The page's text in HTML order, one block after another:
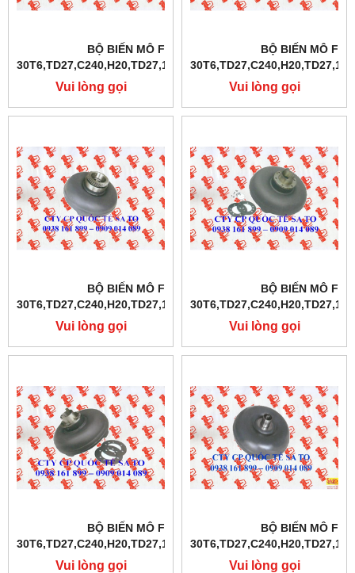
BỘ BIẾN MÔ FD10-
30T6,TD27,C240,H20,TD27,1DZ,4Y,4D94E,S4S
Vui lòng gọi
BỘ BIẾN MÔ
Vui lòng gọi
BỘ BIẾN MÔ FD10-
30T6,TD27,C240,H20,TD27,1DZ,4Y,4D94E,S4S
Vui lòng gọi
BỘ BIẾN MÔ
Vui lòng gọi
BỘ BIẾN MÔ FD10-
30T6,TD27,C240,H20,TD27,1DZ,4Y,4D94E,S4S
Vui lòng gọi
BỘ BIẾN MÔ
Vui lòng gọi